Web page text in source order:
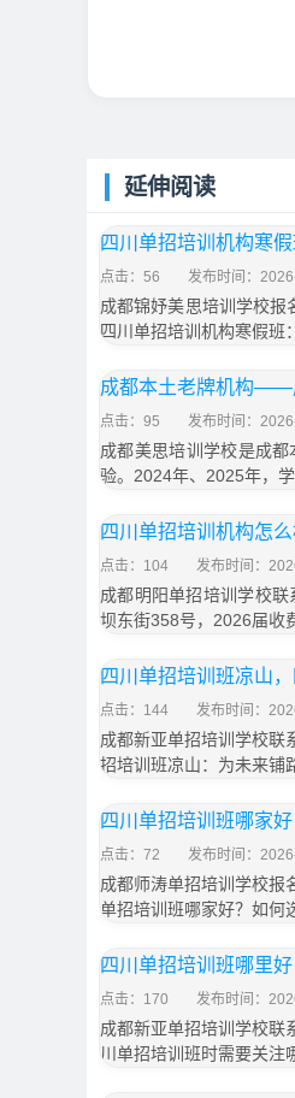
延伸阅读
四川单招培训机构寒
点击：56 发布时间：
成都锦妤美思培训学校报
四川单招培训机构寒假班
成都本土老牌机构——
点击：95 发布时间：
成都美思培训学校是成
验。2024年、2025年，
四川单招培训机构怎
点击：104 发布时间：
成都明阳单招培训学校
坝东街358号，2026届收
四川单招培训班凉山
点击：144 发布时间：
成都新亚单招培训学校联
招培训班凉山：为未来铺
四川单招培训班哪家
点击：72 发布时间：
成都师涛单招培训学校报
单招培训班哪家好？如何
四川单招培训班哪里
点击：170 发布时间：
成都新亚单招培训学校联
川单招培训班时需要关注